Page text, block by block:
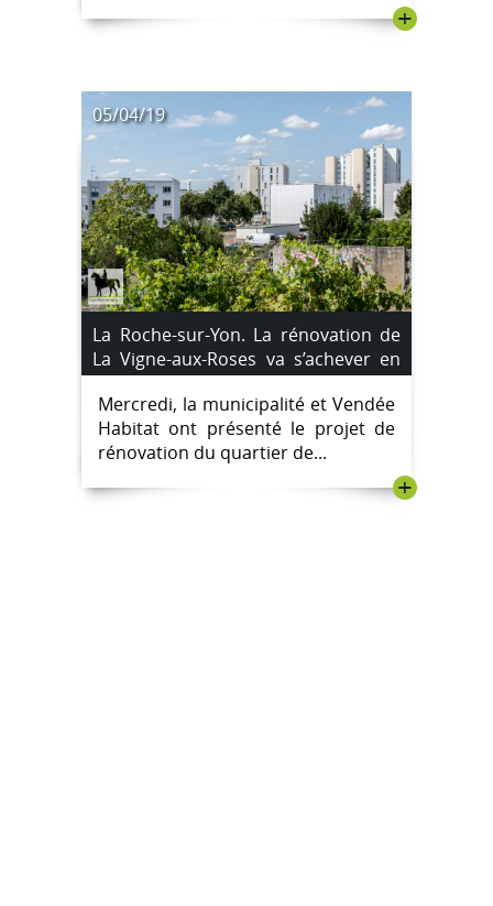
+
05/04/19
La Roche-sur-Yon. La rénovation de
La Vigne-aux-Roses va s’achever en
2024.
Mercredi, la municipalité et Vendée
Habitat ont présenté le projet de
rénovation du quartier de...
+